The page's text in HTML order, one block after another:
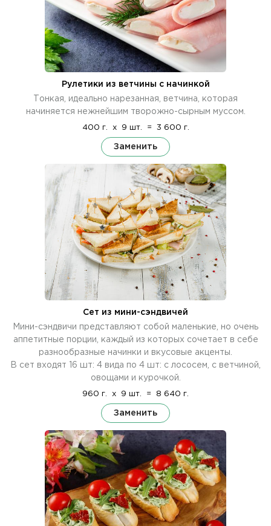
Рулетики из ветчины с начинкой
Тонкая, идеально нарезанная, ветчина, которая
начиняется нежнейшим творожно-сырным муссом.
400 г. x 9 шт. = 3 600 г.
Заменить
Сет из мини-сэндвичей
Мини-сэндвичи представляют собой маленькие, но очень
аппетитные порции, каждый из которых сочетает в себе
разнообразные начинки и вкусовые акценты.
В сет входят 16 шт: 4 вида по 4 шт: с лососем, с ветчиной,
овощами и курочкой.
960 г. x 9 шт. = 8 640 г.
Заменить